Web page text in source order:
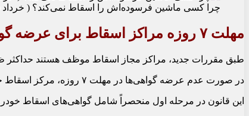
چرا کسی ماشین فرسوده‌اش را اسقاط نمی‌کند؟ ( خرداد ۱۴۰۵)
مهلت ۷ روزه مراکز اسقاط برای عرضه گواهی اسقاط خودرو ( دی ۱۴۰۴)
طبق مقررات جدید، مراکز مجاز اسقاط موظف هستند حداکثر ظرف ۷ روز کاری پس از دریافت خودروی فرسوده، «گواهی اسقاط» آن را با قیمت مصوب سازمان حمایت مصرف‌کنندگان در سامانه نوسازی
در صورت عدم عرضه گواهی‌ها در مهلت ۷ روزه، مرکز اسقاط حق فروش مجدد آن گواهی را نخواهد داشت. گواهی‌هایی که طبق روال و با قیمت مصوب عرضه شوند، فاقد تاریخ انقضا بوده و تا زمان فروش فعال می‌مانند.
این قانون در مرحله اول منحصراً شامل گواهی‌های اسقاط خودروهای دیزلی (سبک و سنگین) است. گواهی‌های دیزلی که بیش از ۷ روز از